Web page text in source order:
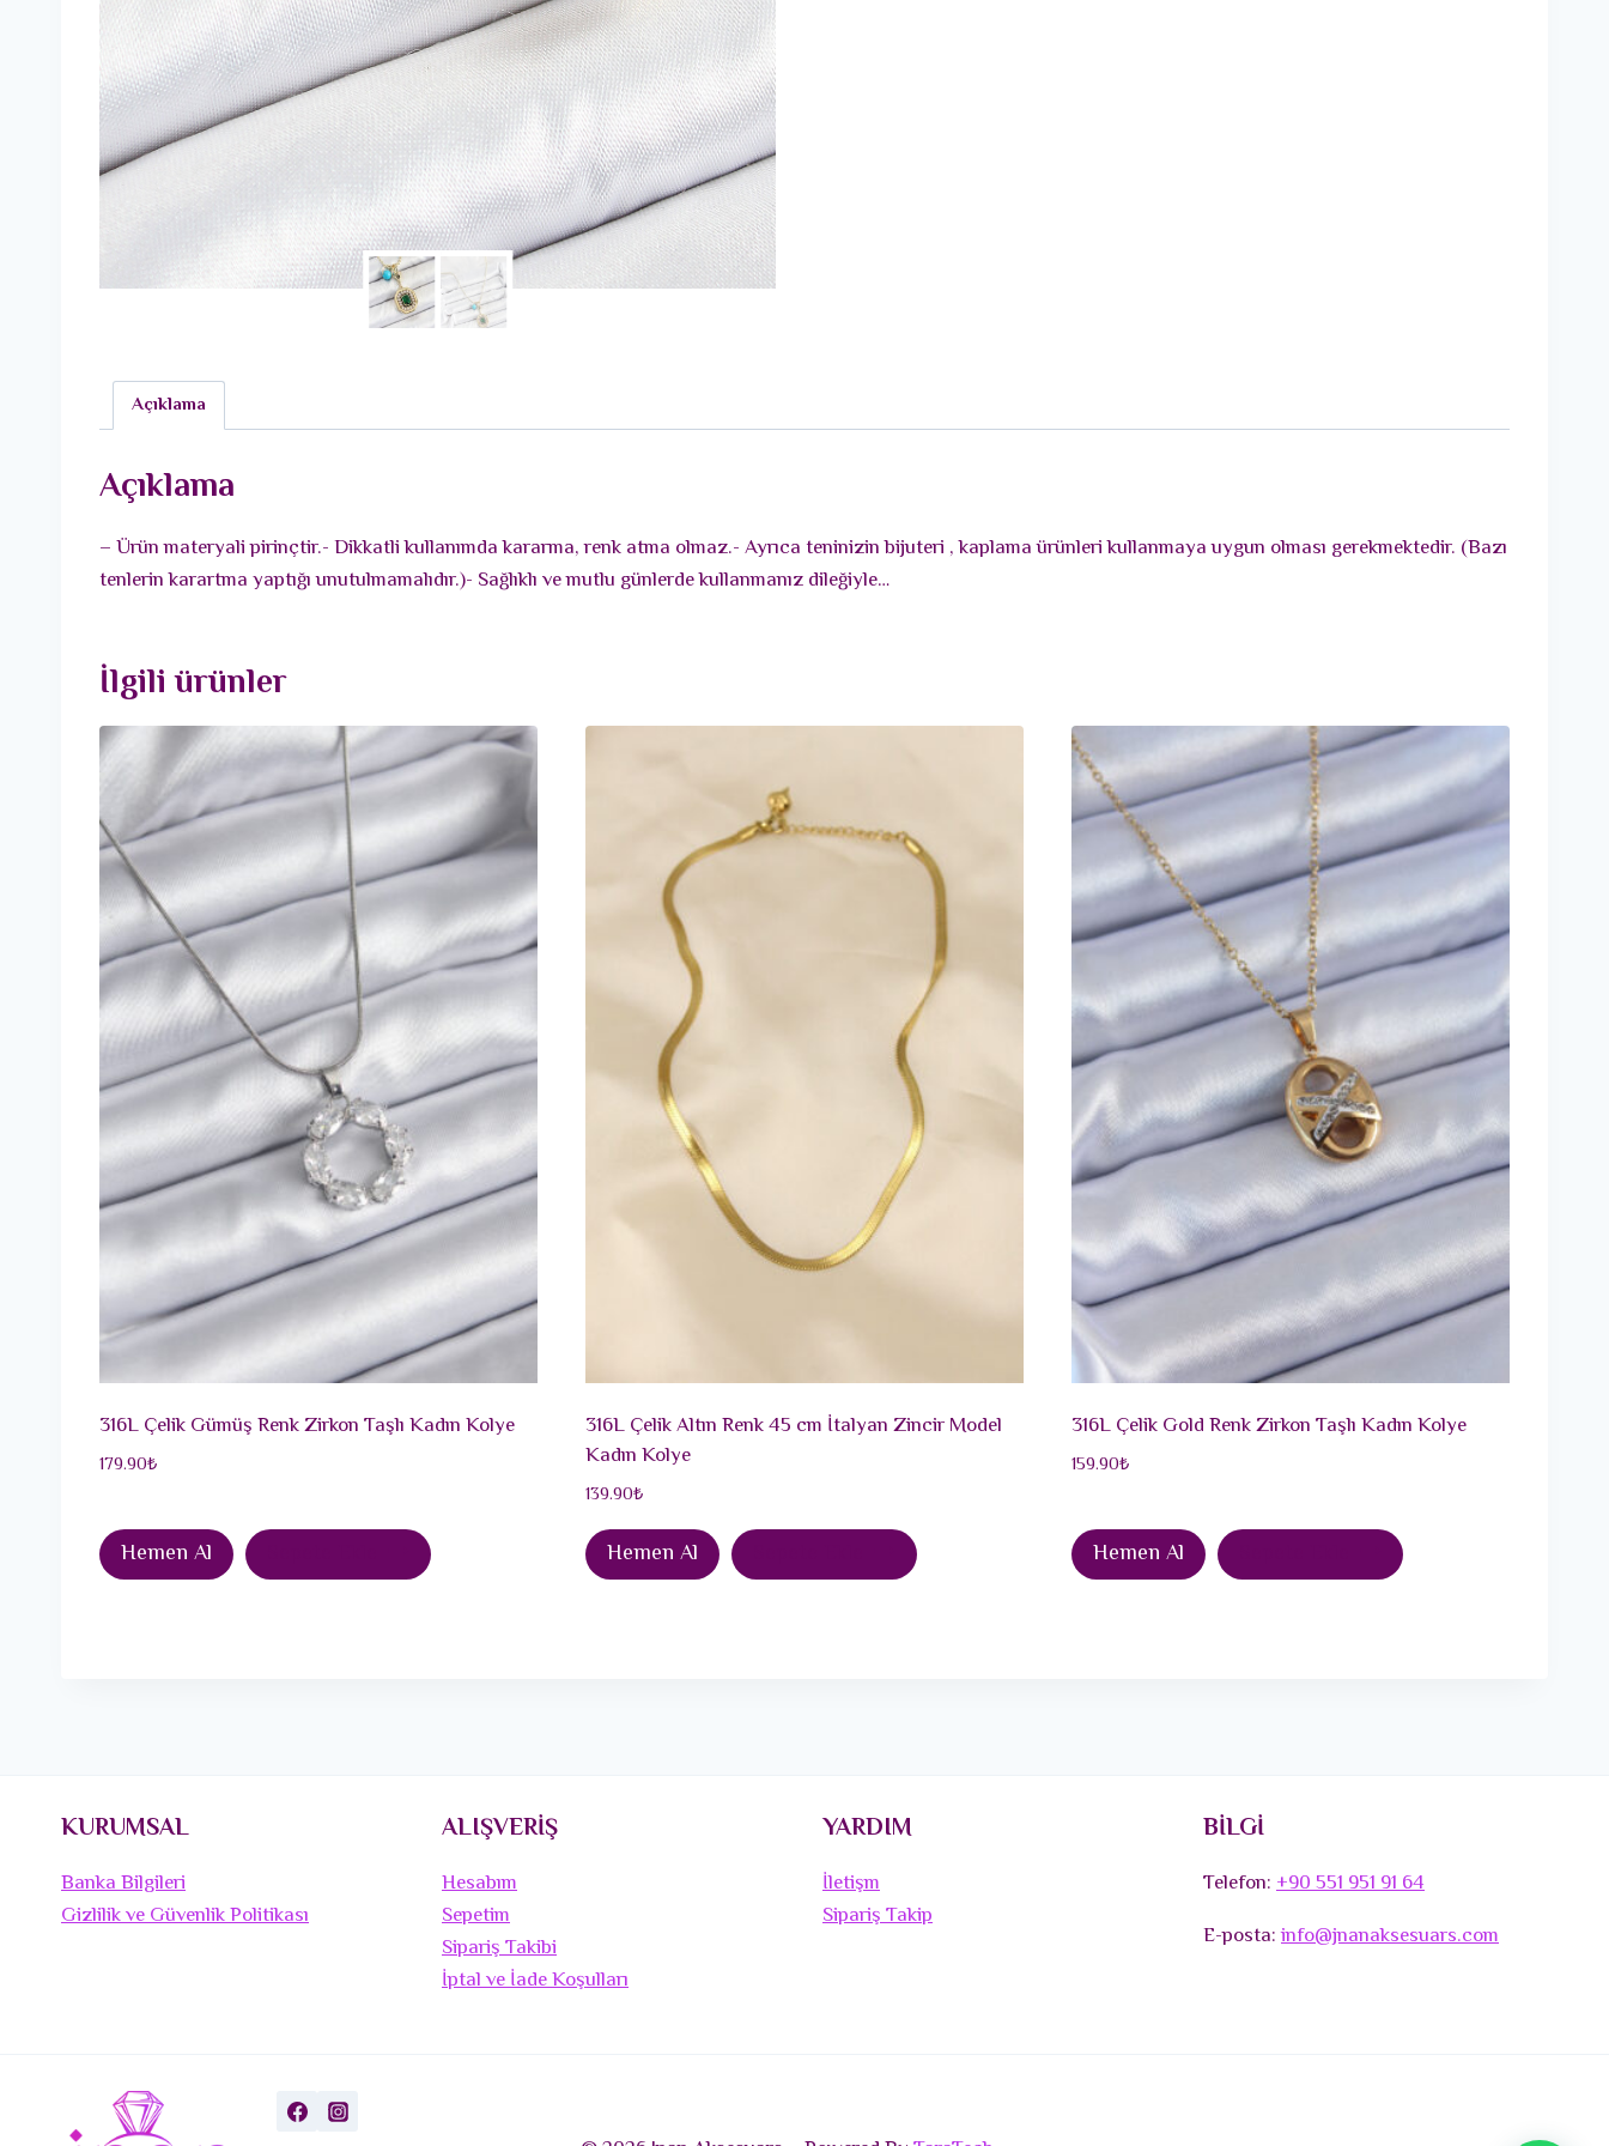
Açıklama
Açıklama
– Ürün materyali pirinçtir.- Dikkatli kullanımda kararma, renk atma olmaz.- Ayrıca teninizin bijuteri , kaplama ürünleri kullanmaya uygun olması gerekmektedir. (Bazı
tenlerin karartma yaptığı unutulmamalıdır.)- Sağlıklı ve mutlu günlerde kullanmanız dileğiyle…
İlgili ürünler
316L Çelik Gümüş Renk Zirkon Taşlı Kadın Kolye
179.90₺
Hemen Al
316L Çelik Altın Renk 45 cm İtalyan Zincir Model
Kadın Kolye
139.90₺
Hemen Al
316L Çelik Gold Renk Zirkon Taşlı Kadın Kolye
159.90₺
Hemen Al
KURUMSAL
Banka Bilgileri
Gizlilik ve Güvenlik Politikası
ALIŞVERİŞ
Hesabım
Sepetim
Sipariş Takibi
İptal ve İade Koşulları
YARDIM
İletişm
Sipariş Takip
BİLGİ
Telefon:+90 551 951 91 64
E-posta:info@jnanaksesuars.com